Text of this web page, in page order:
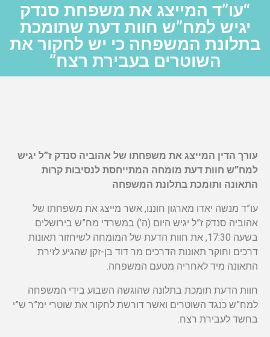
“עו”ד המייצג את משפחת סנדק
יגיש למח”ש חוות דעת שתומכת
בתלונת המשפחה כי יש לחקור את
השוטרים בעבירת רצח”
עורך הדין המייצג את משפחתו של אהוביה סנדק ז”ל יגיש
למח”ש חוות דעת מומחה המתייחסת לנסיבות קרות
התאונה ותומכת בתלונת המשפחה
עו”ד מנשה יאדו מארגון חוננו, אשר מייצג את משפחתו של
אהוביה סנדק ז”ל יגיש היום (ה’) במשרדי מח”ש בירושלים
בשעה 17:30, את חוות הדעת של המומחה לשיחזור תאונות
דרכים וחוקר תאונות הדרכים מר דוד בן-זקן שהגיע לזירת
התאונה מיד לאחריה מטעם המשפחה.
חוות הדעת תומכת בתלונה שהוגשה השבוע בידי המשפחה
למח”ש כנגד השוטרים ואשר דורשת לחקור את שוטרי ימ”ר ש”י
בחשד לעבירת רצח.